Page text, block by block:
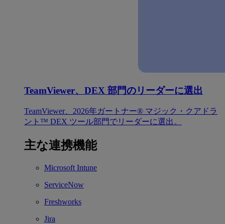
TeamViewer、DEX 部門のリーダーに選出
TeamViewer、2026年ガートナー® マジック・クアドラ
ント™ DEX ツール部門でリーダーに選出。
主な連携機能
Microsoft Intune
ServiceNow
Freshworks
Jira